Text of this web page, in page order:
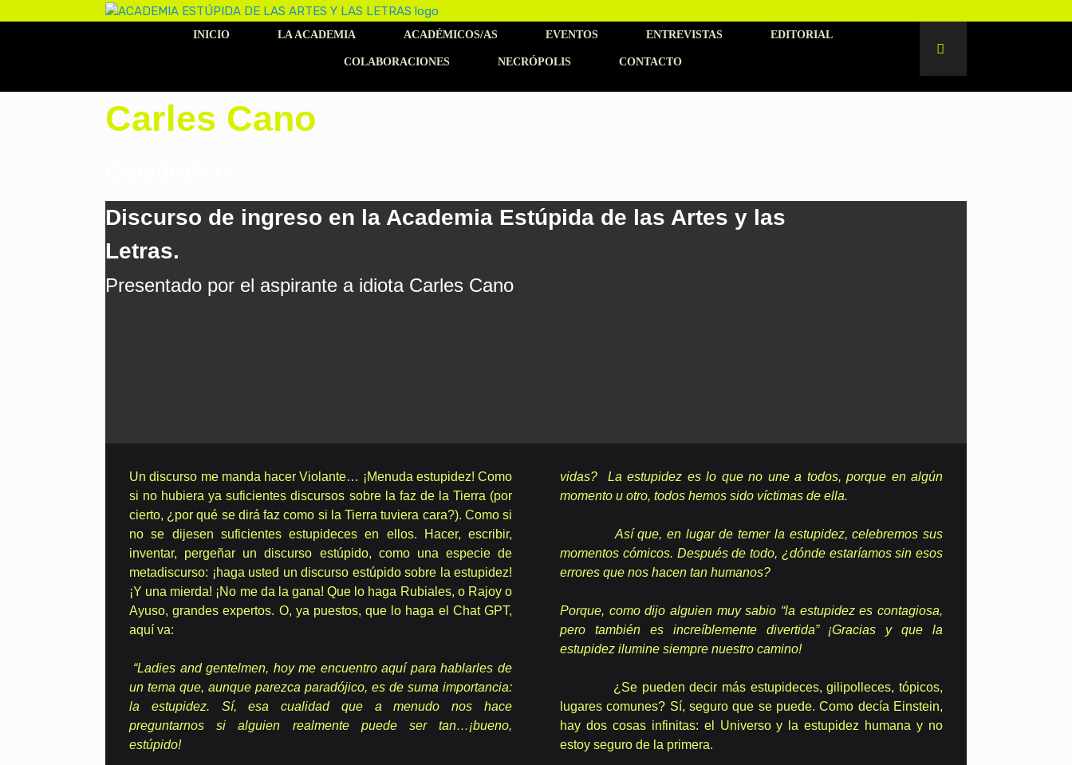
al
INICIO LA ACADEMIA ACADÉMICOS/AS EVENTOS ENTREVISTAS EDITORIAL
COLABORACIONES NECRÓPOLIS CONTACTO
Carles Cano
Discurso de ingreso en la Academia Estúpida de las Artes y las
Letras.
Presentado por el aspirante a idiota Carles Cano
Un discurso me manda hacer Violante… ¡Menuda estupidez! Como
si no hubiera ya suficientes discursos sobre la faz de la Tierra (por
cierto, ¿por qué se dirá faz como si la Tierra tuviera cara?). Como si
no se dijesen suficientes estupideces en ellos. Hacer, escribir,
inventar, pergeñar un discurso estúpido, como una especie de
metadiscurso: ¡haga usted un discurso estúpido sobre la estupidez!
¡Y una mierda! ¡No me da la gana! Que lo haga Rubiales, o Rajoy o
Ayuso, grandes expertos. O, ya puestos, que lo haga el Chat GPT,
aquí va:
“Ladies and gentelmen, hoy me encuentro aquí para hablarles de
un tema que, aunque parezca paradójico, es de suma importancia:
la estupidez. Sí, esa cualidad que a menudo nos hace
preguntarnos si alguien realmente puede ser tan…¡bueno,
estúpido!
vidas? La estupidez es lo que no une a todos, porque en algún
momento u otro, todos hemos sido víctimas de ella.
Así que, en lugar de temer la estupidez, celebremos sus
momentos cómicos. Después de todo, ¿dónde estaríamos sin esos
errores que nos hacen tan humanos?
Porque, como dijo alguien muy sabio “la estupidez es contagiosa,
pero también es increíblemente divertida” ¡Gracias y que la
estupidez ilumine siempre nuestro camino!
¿Se pueden decir más estupideces, gilipolleces, tópicos,
lugares comunes? Sí, seguro que se puede. Como decía Einstein,
hay dos cosas infinitas: el Universo y la estupidez humana y no
estoy seguro de la primera.